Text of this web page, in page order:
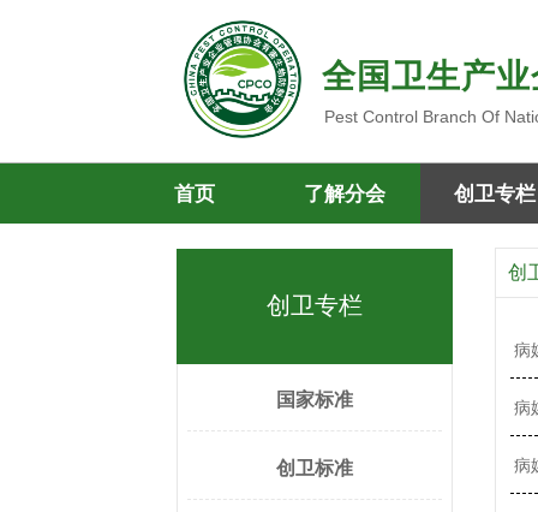
全国卫生产
Pest Control Branch Of
首页 了解分会 创卫专栏
创卫专栏
国家标准
创卫标准
创
病
病
病